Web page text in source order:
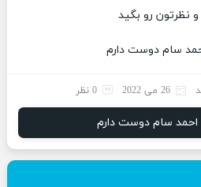
نظرتون رو بگید
26 می 2022 0 نظر
احمد سام دوست دارم